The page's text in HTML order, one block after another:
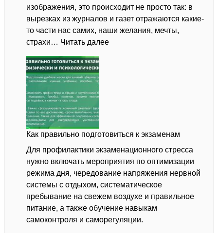
изображения, это происходит не просто так: в
вырезках из журналов и газет отражаются какие-
то части нас самих, наши желания, мечты,
страхи… Читать далее:
Как правильно подготовиться к экзаменам
Для профилактики экзаменационного стресса
нужно включать мероприятия по оптимизации
режима дня, чередование напряжения нервной
системы с отдыхом, систематическое
пребывание на свежем воздухе и правильное
питание, а также обучение навыкам
самоконтроля и саморегуляции.